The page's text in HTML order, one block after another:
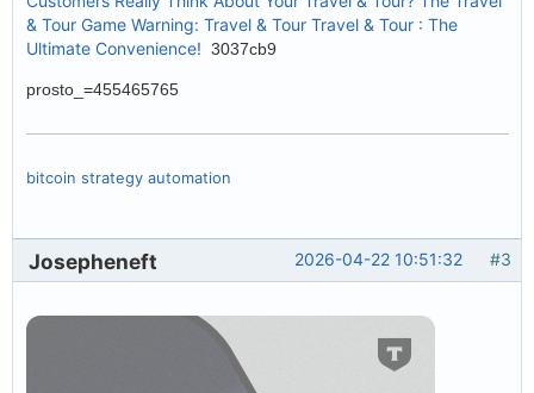
& Tour Game Warning: Travel & Tour Travel & Tour : The
Ultimate Convenience! 3037cb9
prosto_=455465765
bitcoin strategy automation
#3
2026-04-22 10:51:32
Josepheneft